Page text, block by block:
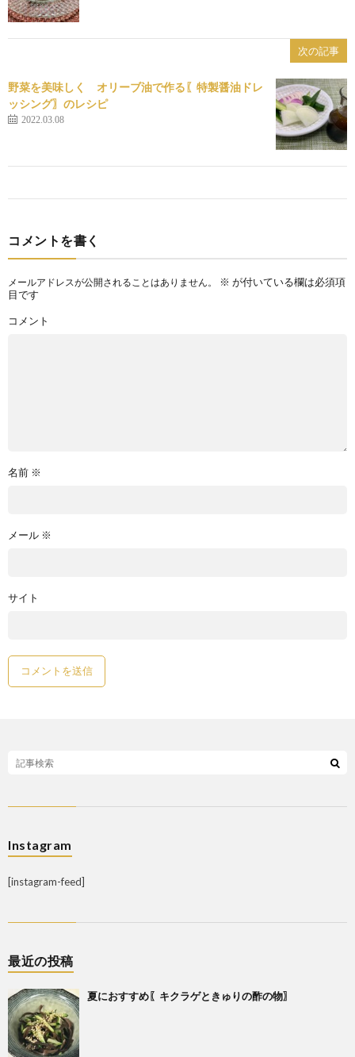
次の記事
野菜を美味しく オリーブ油で作る〖特製醤油ドレ
ッシング〗のレシピ
2022.03.08
コメントを書く
メールアドレスが公開されることはありません。 ※ が付いている欄は必須項
目です
コメント
名前 ※
メール ※
サイト
Instagram
[instagram-feed]
最近の投稿
夏におすすめ〖キクラゲときゅりの酢の物〗